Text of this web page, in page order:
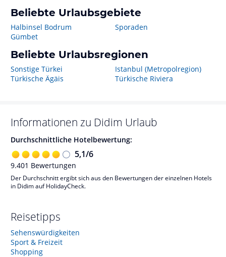
Beliebte Urlaubsgebiete
Halbinsel Bodrum
Gümbet
Sporaden
Beliebte Urlaubsregionen
Sonstige Türkei
Türkische Ägäis
Istanbul (Metropolregion)
Türkische Riviera
Informationen zu Didim Urlaub
Durchschnittliche Hotelbewertung:
5,1/6
9.401 Bewertungen
Der Durchschnitt ergibt sich aus den Bewertungen der einzelnen Hotels
in Didim auf HolidayCheck.
Reisetipps
Sehenswürdigkeiten
Sport & Freizeit
Shopping